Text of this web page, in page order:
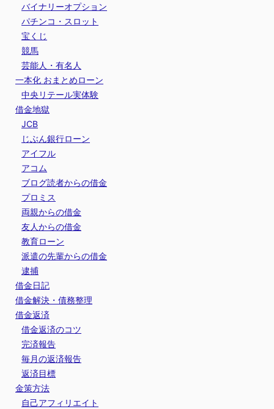
バイナリーオプション
パチンコ・スロット
宝くじ
競馬
芸能人・有名人
一本化 おまとめローン
中央リテール実体験
借金地獄
JCB
じぶん銀行ローン
アイフル
アコム
ブログ読者からの借金
プロミス
両親からの借金
友人からの借金
教育ローン
派遣の先輩からの借金
逮捕
借金日記
借金解決・債務整理
借金返済
借金返済のコツ
完済報告
毎月の返済報告
返済目標
金策方法
自己アフィリエイト